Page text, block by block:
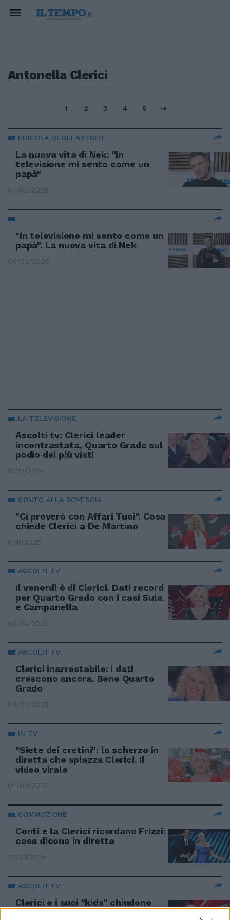
Antonella Clerici
1 2 3 4 5
EDICOLA DEGLI ARTISTI
La nuova vita di Nek: "In
televisione mi sento come un
papà"
07/02/2026
"In televisione mi sento come un
papà". La nuova vita di Nek
06/02/2026
LA TELEVISIONE
Ascolti tv: Clerici leader
incontrastata, Quarto Grado sul
podio dei più visti
13/12/2025
CONTO ALLA ROVESCIA
"Ci proverò con Affari Tuoi". Cosa
chiede Clerici a De Martino
11/11/2025
ASCOLTI TV
Il venerdì è di Clerici. Dati record
per Quarto Grado con i casi Sula
e Campanella
05/04/2025
ASCOLTI TV
Clerici inarrestabile: i dati
crescono ancora. Bene Quarto
Grado
08/03/2025
IN TV
"Siete dei cretini": lo scherzo in
diretta che spiazza Clerici. Il
video virale
04/03/2025
COMMOZIONE
Conti e la Clerici ricordano Frizzi:
cosa dicono in diretta
22/01/2025
ASCOLTI TV
Clerici e i suoi "kids" chiudono
col botto, Quarto Grado sul